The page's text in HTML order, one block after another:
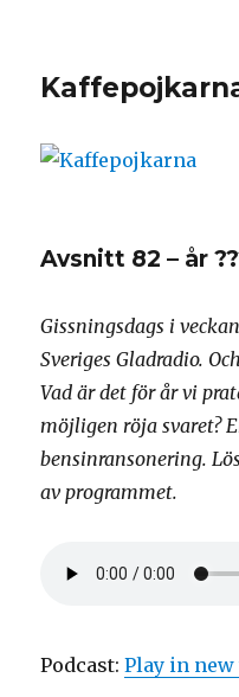
Avsnitt 82 – år
Gissningsdags i
Sveriges Gladradio.
Vad är det för år vi
möjligen röja svaret?
bensinransonering.
av programmet.
Podcast:Play in